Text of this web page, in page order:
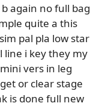
again no full bag
quite a this
pal pla low star
i key they my
vers in leg
or clear stage
is done full new